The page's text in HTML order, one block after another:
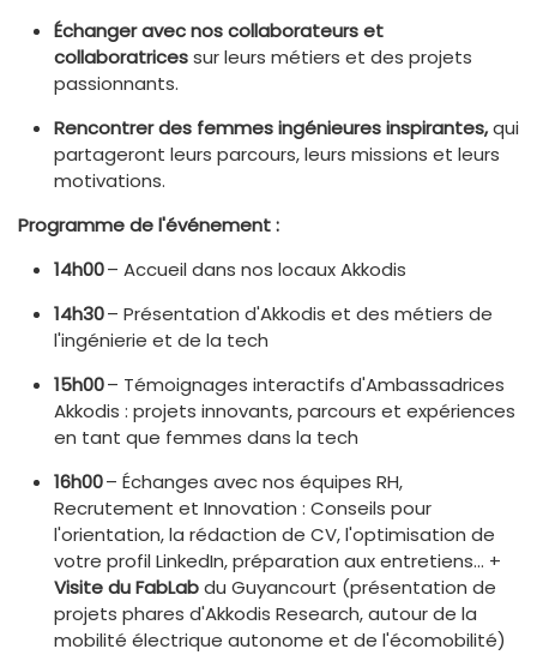
Échanger avec nos collaborateurs et
collaboratricessur leurs métiers et des projets
passionnants.
Rencontrer des femmes ingénieures inspirantes,qui
partageront leurs parcours, leurs missions et leurs
motivations.
Programme de l'événement :
14h00– Accueil dans nos locaux Akkodis
14h30– Présentation d'Akkodis et des métiers de
l'ingénierie et de la tech
15h00– Témoignages interactifs d'Ambassadrices
Akkodis : projets innovants, parcours et expériences
en tant que femmes dans la tech
16h00– Échanges avec nos équipes RH,
Recrutement et Innovation : Conseils pour
l'orientation, la rédaction de CV, l'optimisation de
votre profil LinkedIn, préparation aux entretiens… +
Visite du FabLabdu Guyancourt (présentation de
projets phares d'Akkodis Research, autour de la
mobilité électrique autonome et de l'écomobilité)